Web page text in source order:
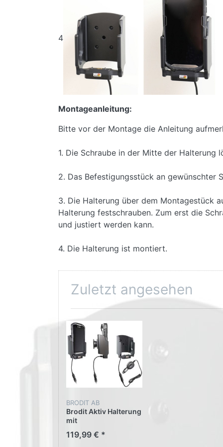
4
Montageanleitung:
Bitte vor der Montage die Anleitung
1. Die Schraube in der Mitte der Halterung
2. Das Befestigungsstück an gewünschter
3. Die Halterung über dem Montagestück
Halterung festschrauben. Zum erst die
und justiert werden kann.
4. Die Halterung ist montiert.
Zuletzt angesehen
BRODIT AB
Brodit Aktiv Halterung
mit
Stecker 512926 für
119,99 € *